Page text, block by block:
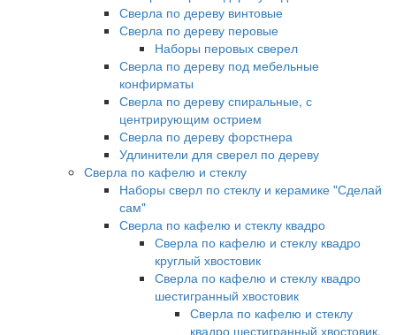
Сверла по дереву винтовые
Сверла по дереву перовые
Наборы перовых сверел
Сверла по дереву под мебельные
конфирматы
Сверла по дереву спиральные, с
центрирующим острием
Сверла по дереву форстнера
Удлинители для сверел по дереву
Сверла по кафелю и стеклу
Наборы сверл по стеклу и керамике "Сделай
сам"
Сверла по кафелю и стеклу квадро
Сверла по кафелю и стеклу квадро
круглый хвостовик
Сверла по кафелю и стеклу квадро
шестигранный хвостовик
Сверла по кафелю и стеклу
квадро шестигранный хвостовик,